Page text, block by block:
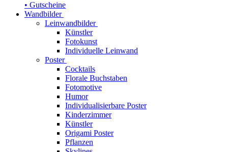
• Gutscheine
Wandbilder
Leinwandbilder
Künstler
Fotokunst
Individuelle Leinwand
Poster
Cocktails
Florale Buchstaben
Fotomotive
Humor
Individualisierbare Poster
Kinderzimmer
Künstler
Origami Poster
Pflanzen